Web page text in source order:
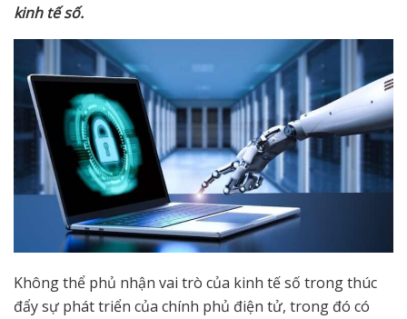
kinh tế số.
Không thể phủ nhận vai trò của kinh tế số trong thúc
đẩy sự phát triển của chính phủ điện tử, trong đó có